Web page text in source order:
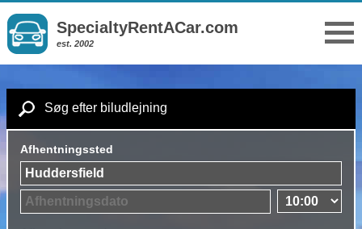
SpecialtyRentACar.com
est. 2002
Søg efter biludlejning
Afhentningssted